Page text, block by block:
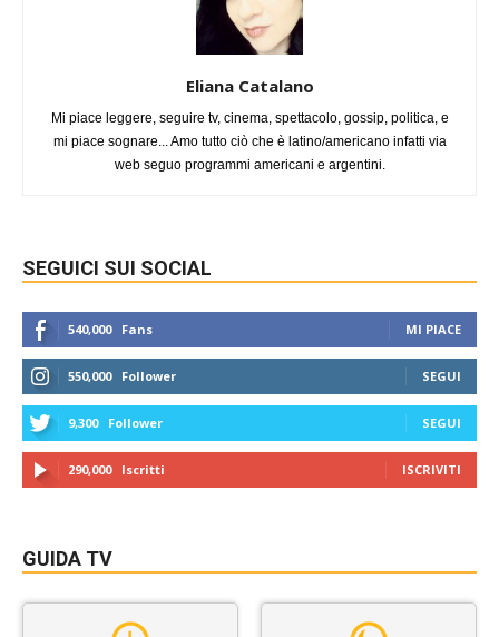
Eliana Catalano
Mi piace leggere, seguire tv, cinema, spettacolo, gossip, politica, e
mi piace sognare... Amo tutto ciò che è latino/americano infatti via
web seguo programmi americani e argentini.
SEGUICI SUI SOCIAL
540,000 Fans MI PIACE
550,000 Follower SEGUI
9,300 Follower SEGUI
290,000 Iscritti ISCRIVITI
GUIDA TV